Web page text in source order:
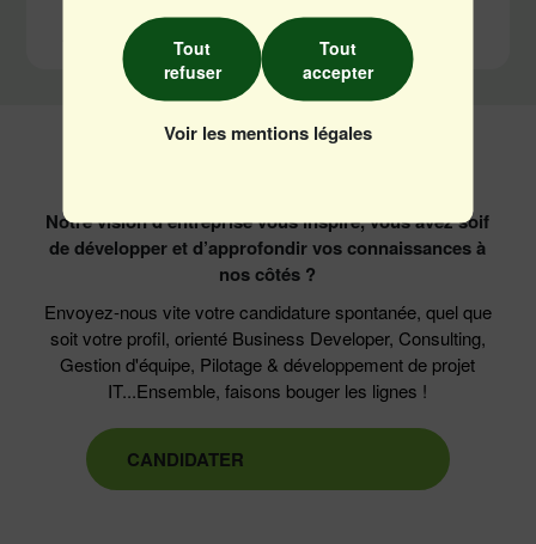
Il y a 3 mois
Notre vision d’entreprise vous inspire, vous avez soif
de développer et d’approfondir vos connaissances à
nos côtés ?
Envoyez-nous vite votre candidature spontanée, quel que
soit votre profil, orienté Business Developer, Consulting,
Gestion d'équipe, Pilotage & développement de projet
IT...Ensemble, faisons bouger les lignes !
CANDIDATER
Tout
refuser
Tout
accepter
Voir les mentions légales